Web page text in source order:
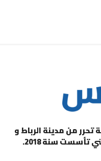
من مدينة الرباط و
تأسست سنة 2018.